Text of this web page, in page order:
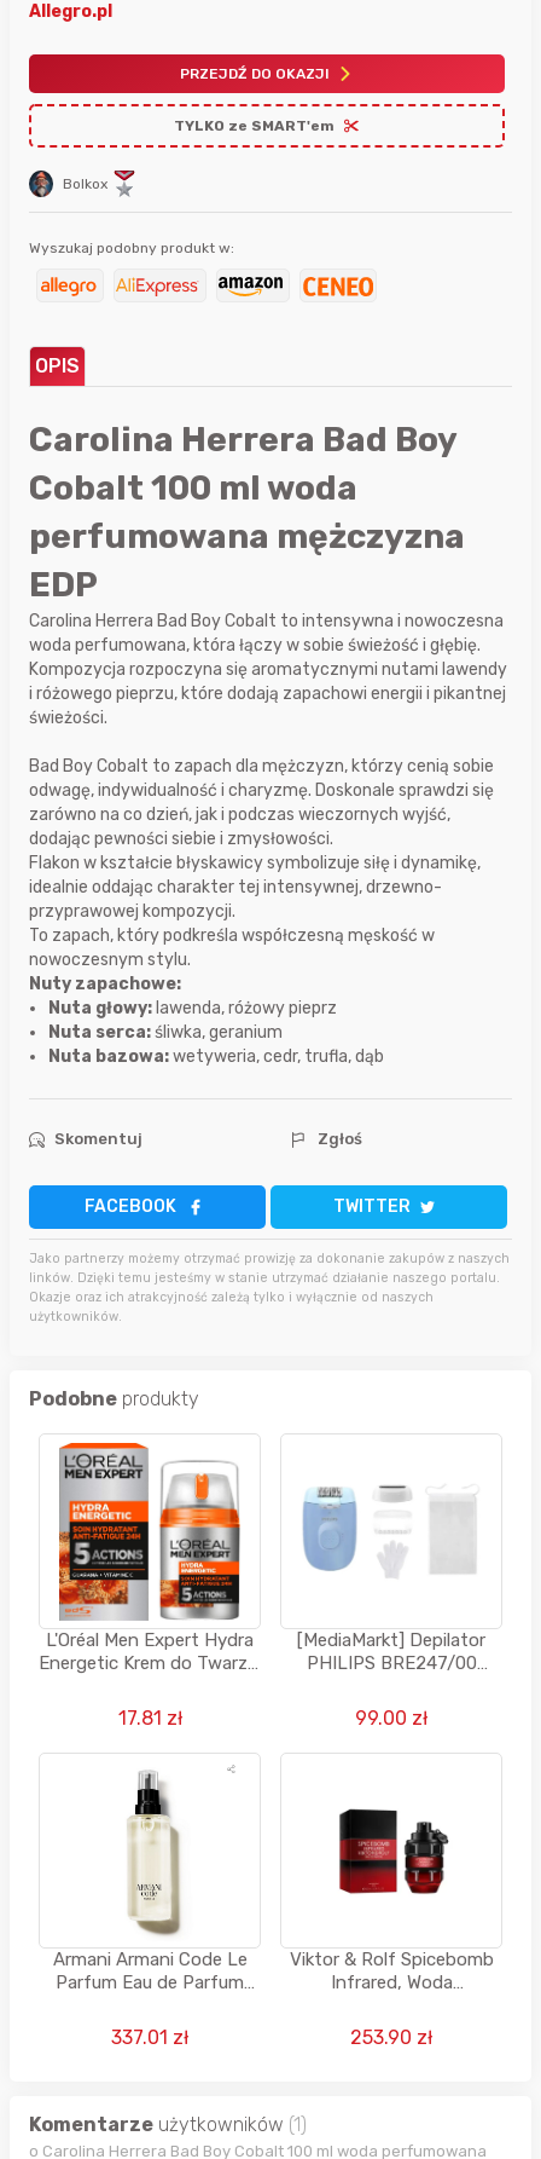
Bolkox
Allegro.pl
PRZEJDŹ DO OKAZJI
TYLKO ze SMART'em
Wyszukaj podobny produkt w:
OPIS
Carolina Herrera Bad Boy
Cobalt 100 ml woda
perfumowana mężczyzna
EDP
Carolina Herrera Bad Boy Cobalt to intensywna i nowoczesna
woda perfumowana, która łączy w sobie świeżość i głębię.
Kompozycja rozpoczyna się aromatycznymi nutami lawendy
i różowego pieprzu, które dodają zapachowi energii i pikantnej
świeżości.
Bad Boy Cobalt to zapach dla mężczyzn, którzy cenią sobie
odwagę, indywidualność i charyzmę. Doskonale sprawdzi się
zarówno na co dzień, jak i podczas wieczornych wyjść,
dodając pewności siebie i zmysłowości.
Flakon w kształcie błyskawicy symbolizuje siłę i dynamikę,
idealnie oddając charakter tej intensywnej, drzewno-
przyprawowej kompozycji.
To zapach, który podkreśla współczesną męskość w
nowoczesnym stylu.
Nuty zapachowe:
Nuta głowy: lawenda, różowy pieprz
Nuta serca:śliwka, geranium
Nuta bazowa:wetyweria, cedr, trufla, dąb
Skomentuj Zgłoś
FACEBOOK TWITTER
Jako partnerzy możemy otrzymać prowizję za dokonanie zakupów z naszych
linków. Dzięki temu jesteśmy w stanie utrzymać działanie naszego portalu.
Okazje oraz ich atrakcyjność zależą tylko i wyłącznie od naszych
użytkowników.
Podobne produkty
L'Oréal Men Expert Hydra
Energetic Krem do Twarzy,
17.81 zł
[MediaMarkt] Depilator
PHILIPS BRE247/00
99.00 zł
Armani Armani Code Le
Parfum Eau de Parfum
mężczyzn, 150 ml -
337.01 zł
Viktor & Rolf Spicebomb
Infrared, Woda
mężczyzn, 90 ML
253.90 zł
Komentarze użytkowników (1)
o Carolina Herrera Bad Boy Cobalt 100 ml woda perfumowana